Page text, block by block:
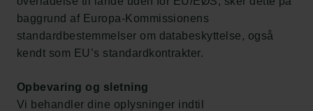
baggrund af Europa-Kommissionens
standardbestemmelser om databeskyttelse, også
kendt som EU’s standardkontrakter.
Opbevaring og sletning
Vi behandler dine oplysninger indtil